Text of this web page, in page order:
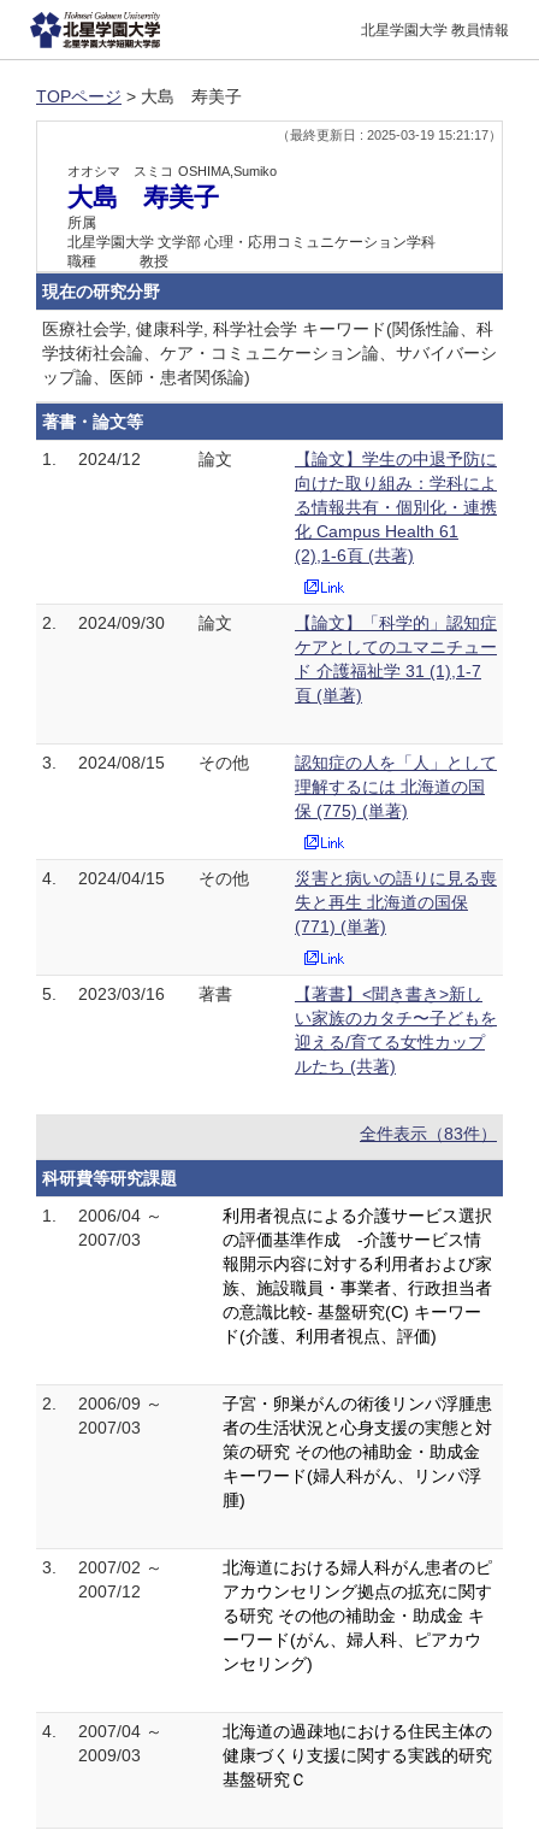
北星学園大学 教員情報
TOPページ > 大島 寿美子
（最終更新日 : 2025-03-19 15:21:17）
オオシマ スミコ OSHIMA,Sumiko
大島 寿美子
所属
北星学園大学 文学部 心理・応用コミュニケーション学科
職種
教授
現在の研究分野
医療社会学, 健康科学, 科学社会学 キーワード(関係性論、科
学技術社会論、ケア・コミュニケーション論、サバイバーシ
ップ論、医師・患者関係論)
著書・論文等
1.
2024/12 論文
【論文】学生の中退予防に
向けた取り組み：学科によ
る情報共有・個別化・連携
化 Campus Health 61
(2),1-6頁 (共著)
2. 2024/09/30 論文
【論文】「科学的」認知症
ケアとしてのユマニチュー
ド 介護福祉学 31 (1),1-7
頁 (単著)
3. 2024/08/15 その他
認知症の人を「人」として
理解するには 北海道の国
保 (775) (単著)
4. 2024/04/15 その他
災害と病いの語りに見る喪
失と再生 北海道の国保
(771) (単著)
5. 2023/03/16 著書
【著書】<聞き書き>新し
い家族のカタチ〜子どもを
迎える/育てる女性カップ
ルたち (共著)
全件表示（83件）
科研費等研究課題
1.
2006/04 ～
2007/03
利用者視点による介護サービス選択
の評価基準作成 -介護サービス情
報開示内容に対する利用者および家
族、施設職員・事業者、行政担当者
の意識比較- 基盤研究(C) キーワー
ド(介護、利用者視点、評価)
2.
2006/09 ～
2007/03
子宮・卵巣がんの術後リンパ浮腫患
者の生活状況と心身支援の実態と対
策の研究 その他の補助金・助成金
キーワード(婦人科がん、リンパ浮
腫)
3.
2007/02 ～
2007/12
北海道における婦人科がん患者のピ
アカウンセリング拠点の拡充に関す
る研究 その他の補助金・助成金 キ
ーワード(がん、婦人科、ピアカウ
ンセリング)
4.
2007/04 ～
2009/03
北海道の過疎地における住民主体の
健康づくり支援に関する実践的研究
基盤研究Ｃ